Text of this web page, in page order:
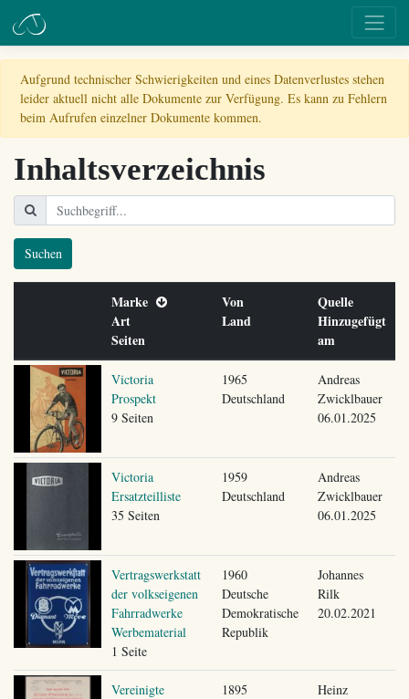
Aufgrund technischer Schwierigkeiten und eines Datenverlustes stehen
leider aktuell nicht alle Dokumente zur Verfügung. Es kann zu Fehlern
beim Aufrufen einzelner Dokumente kommen.
Inhaltsverzeichnis
Suchen
Marke
Art
Seiten
Von
Land
Quelle
Hinzugefügt
am
Victoria
Prospekt
9 Seiten
1965
Deutschland
Andreas
Zwicklbauer
06.01.2025
Victoria
Ersatzteilliste
35 Seiten
1959
Deutschland
Andreas
Zwicklbauer
06.01.2025
Vertragswerkstatt
der volkseigenen
Fahrradwerke
Werbematerial
1 Seite
1960
Deutsche
Demokratische
Republik
Johannes
Rilk
20.02.2021
Vereinigte
1895
Heinz